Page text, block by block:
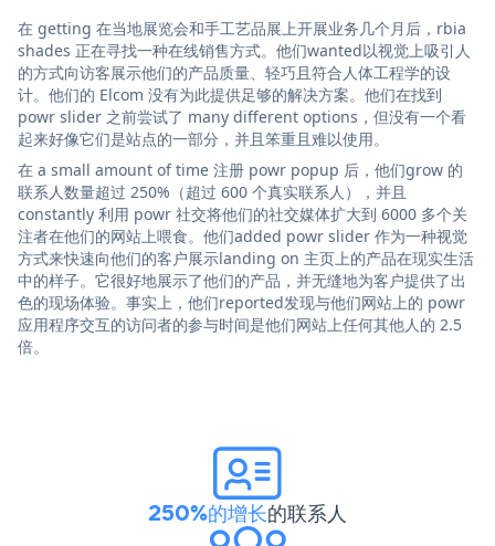
在 getting 在当地展览会和手工艺品展上开展业务几个月后，rbia
shades 正在寻找一种在线销售方式。他们wanted以视觉上吸引人
的方式向访客展示他们的产品质量、轻巧且符合人体工程学的设
计。他们的 Elcom 没有为此提供足够的解决方案。他们在找到
powr slider 之前尝试了 many different options，但没有一个看
起来好像它们是站点的一部分，并且笨重且难以使用。
在 a small amount of time 注册 powr popup 后，他们grow 的
联系人数量超过 250%（超过 600 个真实联系人），并且
constantly 利用 powr 社交将他们的社交媒体扩大到 6000 多个关
注者在他们的网站上喂食。他们added powr slider 作为一种视觉
方式来快速向他们的客户展示landing on 主页上的产品在现实生活
中的样子。它很好地展示了他们的产品，并无缝地为客户提供了出
色的现场体验。事实上，他们reported发现与他们网站上的 powr
应用程序交互的访问者的参与时间是他们网站上任何其他人的 2.5
倍。
250%的增长的联系人